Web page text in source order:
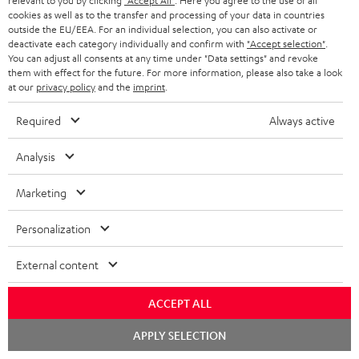
Wunderschönes Set
Nach Erhalt habe ich gewartet, bis alles komplett war. Ich
konnte es kaum erwarten. Als alles komplett war (der DVD-
Player kam später), habe
Komplette Bewertung lesen
Rita v.
(automatisch übersetzt *)
Extrem guter und hochwertiger Sound. Sehr viele
Komplette Bewertung lesen
24.04.2026
cookies as well as to the transfer and processing of your data in countries
outside the EU/EEA. For an individual selection, you can also activate or
deactivate each category individually and confirm with "Accept selection"
You can adjust all consents at any time under "Data settings" and revoke
them with effect for the future. For more information, please also take a look
at our privacy policyand the imprint
Required Always active
Analysis
Marketing
Personalization
External content
ACCEPT ALL
APPLY SELECTION